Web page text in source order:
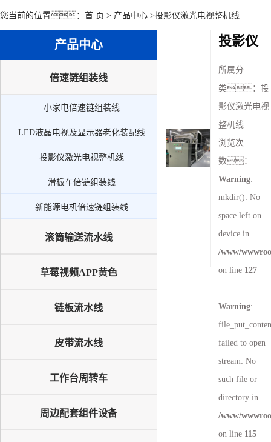
小家电倍速链组装线
投影仪激光电视整机线
滑板车倍链组装线
您当前的位置： 首 页 > 产品中心 >投影仪激光电视整机线
产品中心
倍速链组装线
小家电倍速链组装线
LED液晶电视及显示器老化装配线
投影仪激光电视整机线
滑板车倍链组装线
新能源电机倍速链组装线
滚筒输送流水线
草莓视频APP黄色
链板流水线
皮带流水线
工作台周转车
周边配套组件设备
投影仪
所属分
类：投
影仪激光电视
整机线
浏览次
数：
Warning:
mkdir(): No
space left on
device in
/www/
on line 127
Warning:
failed to open
stream: No
such file or
directory in
/www/
on line 115